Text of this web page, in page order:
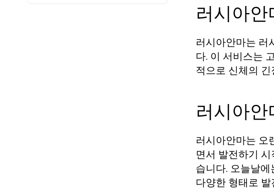
러시아
러시아안마는 러
다. 이 서비스는
적으로 신체의
러시아
러시아안마는 오
면서 발전하기
습니다. 오늘날
다양한 형태로